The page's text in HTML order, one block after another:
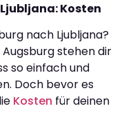
Kosten
nach Ljubljana?
stehen dir
so einfach und
Doch bevor es
Kosten für deinen